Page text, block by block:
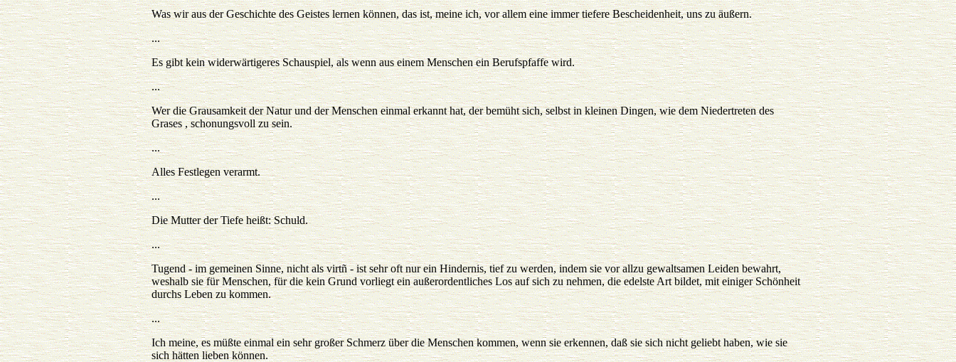
Was wir aus der Geschichte des Geistes lernen können, das ist, meine ich, vor allem eine immer tiefere Bescheidenheit, uns zu äußern.
...
Es gibt kein widerwärtigeres Schauspiel, als wenn aus einem Menschen ein Berufspfaffe wird.
...
Wer die Grausamkeit der Natur und der Menschen einmal erkannt hat, der bemüht sich, selbst in kleinen Dingen, wie dem Niedertreten des
Grases , schonungsvoll zu sein.
...
Alles Festlegen verarmt.
...
Die Mutter der Tiefe heißt: Schuld.
...
Tugend - im gemeinen Sinne, nicht als virtñ - ist sehr oft nur ein Hindernis, tief zu werden, indem sie vor allzu gewaltsamen Leiden bewahrt,
weshalb sie für Menschen, für die kein Grund vorliegt ein außerordentliches Los auf sich zu nehmen, die edelste Art bildet, mit einiger Schönheit
durchs Leben zu kommen.
...
Ich meine, es müßte einmal ein sehr großer Schmerz über die Menschen kommen, wenn sie erkennen, daß sie sich nicht geliebt haben, wie sie
sich hätten lieben können.